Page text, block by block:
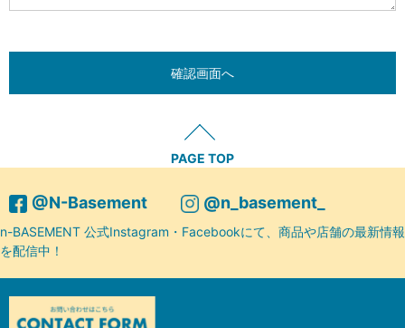
PAGE TOP
@N-Basement @n_basement_
n-BASEMENT 公式Instagram・Facebookにて、商品や店舗の最新情報
を配信中！